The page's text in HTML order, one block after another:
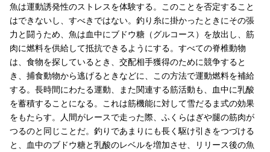
魚は運動誘発性のストレスを体験する。このことを否定すること
はできないし、すべきではない。釣り糸に掛かったときにその張
力と闘うため、魚は血中にブドウ糖（グルコース）を放出し、筋
肉に燃料を供給して抵抗できるようにする。すべての脊椎動物
は、食物を探しているとき、交配相手獲得のために競争すると
き、捕食動物から逃げるときなどに、この方法で運動燃料を補給
する。長時間にわたる運動、また関連する筋活動も、血中に乳酸
を蓄積することになる。これは筋機能に対して雪だるま式の効果
をもたらす。人間がレースで走った際、ふくらはぎや腿の筋肉が
つるのと同じことだ。釣りであまりにも長く駆け引きをつづける
と、血中のブドウ糖と乳酸のレベルを増加させ、リリース後の魚